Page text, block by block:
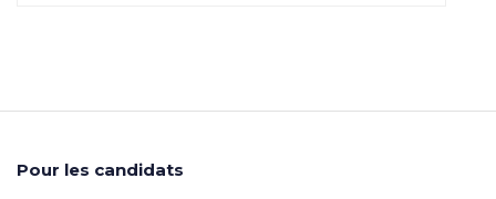
Pour les candidats